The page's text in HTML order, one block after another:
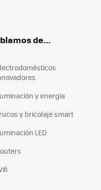
de...
y energía
y bricolaje smart
LED